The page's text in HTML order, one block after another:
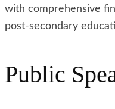
with comprehensive
post-secondary
Public